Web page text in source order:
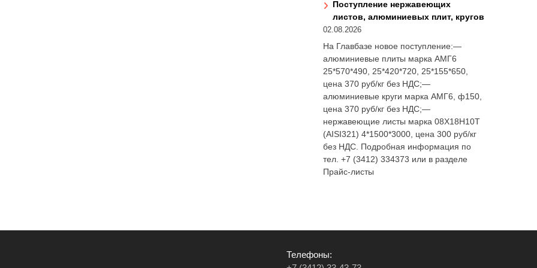
Поступление нержавеющих
листов, алюминиевых плит, кругов
02.08.2026
На Главбазе новое поступление:—
алюминиевые плиты марка АМГ6
25*570*490, 25*420*720, 25*155*650,
цена 370 руб/кг без НДС;—
алюминиевые круги марка АМГ6, ф150,
цена 370 руб/кг без НДС;—
нержавеющие листы марка 08Х18Н10Т
(AISI321) 4*1500*3000, цена 300 руб/кг
без НДС. Подробная информация по
тел. +7 (3412) 334373 или в разделе
Прайс-листы
Телефоны: